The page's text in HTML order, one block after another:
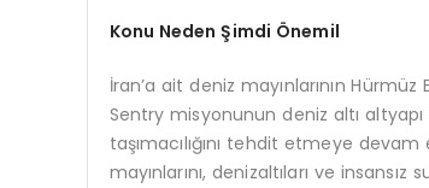
Konu Neden Şimdi Önemil
İran’a ait deniz mayınlarının
Sentry misyonunun deniz altı altyapı
taşımacılığını tehdit etmeye
mayınlarını, denizaltıları ve